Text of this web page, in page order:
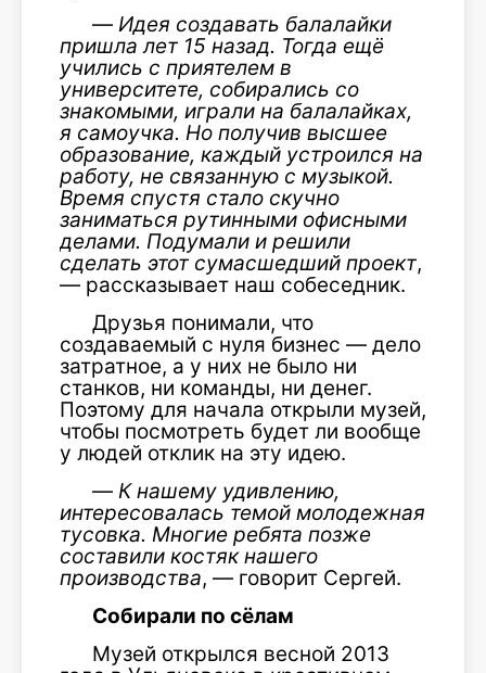
— Идея создавать балалайки
пришла лет 15 назад. Тогда ещё
учились с приятелем в
университете, собирались со
знакомыми, играли на балалайках,
я самоучка. Но получив высшее
образование, каждый устроился на
работу, не связанную с музыкой.
Время спустя стало скучно
заниматься рутинными офисными
делами. Подумали и решили
сделать этот сумасшедший проект,
— рассказывает наш собеседник.
Друзья понимали, что
создаваемый с нуля бизнес — дело
затратное, а у них не было ни
станков, ни команды, ни денег.
Поэтому для начала открыли музей,
чтобы посмотреть будет ли вообще
у людей отклик на эту идею.
— К нашему удивлению,
интересовалась темой молодежная
тусовка. Многие ребята позже
составили костяк нашего
производства, — говорит Сергей.
Собирали по сёлам
Музей открылся весной 2013